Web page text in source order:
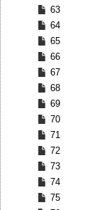
63
64
65
66
67
68
69
70
71
72
73
74
75